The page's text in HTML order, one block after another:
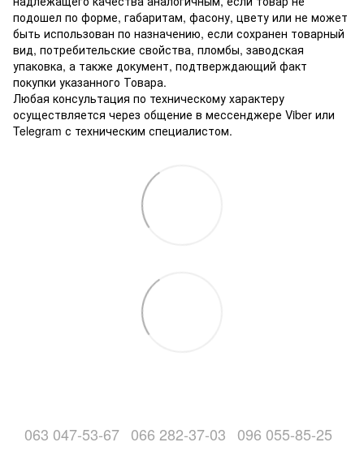
подошел по форме, габаритам, фасону, цвету или не может
быть использован по назначению, если сохранен товарный
вид, потребительские свойства, пломбы, заводская
упаковка, а также документ, подтверждающий факт
покупки указанного Товара.
Любая консультация по техническому характеру
осуществляется через общение в мессенджере Viber или
Telegram с техническим специалистом.
063 047-53-67 066 282-37-03 096 055-85-25